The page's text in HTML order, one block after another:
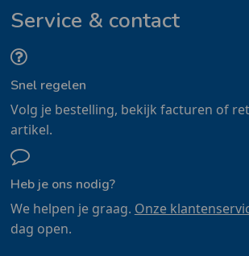
Service & contact
Snel regelen
Volg je bestelling, bekijk facturen of
artikel.
Heb je ons nodig?
We helpen je graag. Onze
dag open.